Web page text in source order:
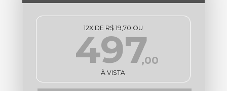
497
12X DE R$ 19,70 OU
,00
À VISTA